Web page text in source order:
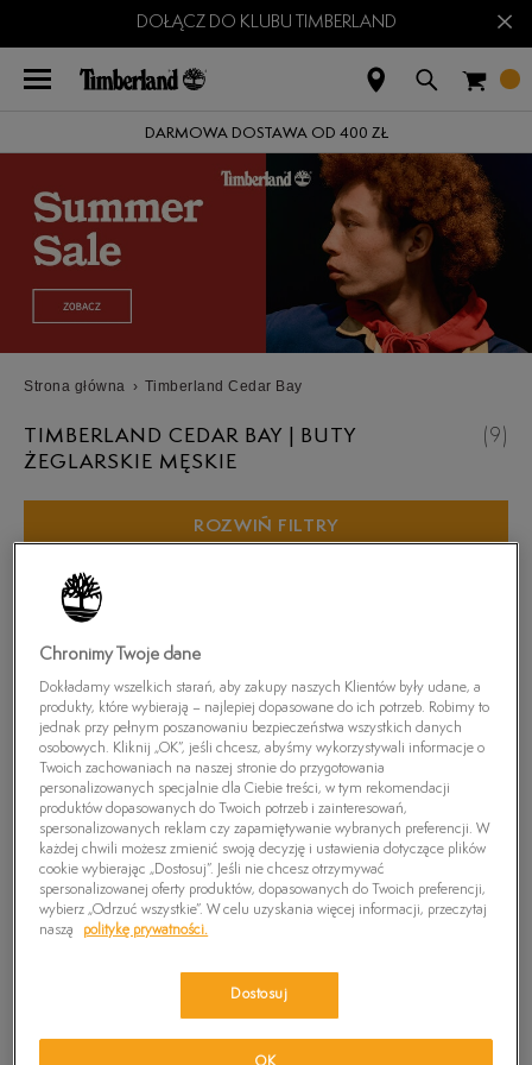
DOŁĄCZ DO KLUBU TIMBERLAND ×
DARMOWA DOSTAWA OD 400 ZŁ
Strona główna › Timberland Cedar Bay
TIMBERLAND CEDAR BAY | BUTY
ŻEGLARSKIE MĘSKIE
(9)
ROZWIŃ FILTRY
REKOMENDOWANE
NEW NEW
ESSENTIAL BOAT SHOE
499,99 zł
549,99 zł
Chronimy Twoje dane
Dokładamy wszelkich starań, aby zakupy naszych Klientów były udane, a
produkty, które wybierają – najlepiej dopasowane do ich potrzeb. Robimy to
jednak przy pełnym poszanowaniu bezpieczeństwa wszystkich danych
osobowych. Kliknij „OK”, jeśli chcesz, abyśmy wykorzystywali informacje o
Twoich zachowaniach na naszej stronie do przygotowania
personalizowanych specjalnie dla Ciebie treści, w tym rekomendacji
produktów dopasowanych do Twoich potrzeb i zainteresowań,
spersonalizowanych reklam czy zapamiętywanie wybranych preferencji. W
każdej chwili możesz zmienić swoją decyzję i ustawienia dotyczące plików
cookie wybierając „Dostosuj”. Jeśli nie chcesz otrzymywać
spersonalizowanej oferty produktów, dopasowanych do Twoich preferencji,
wybierz „Odrzuć wszystkie”. W celu uzyskania więcej informacji, przeczytaj
naszą
politykę prywatności.
Dostosuj